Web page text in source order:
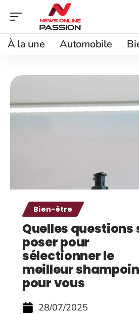
À la une Automobile
Bien-être
Quelles questions
poser pour
sélectionner le
meilleur
pour vous
28/07/2025